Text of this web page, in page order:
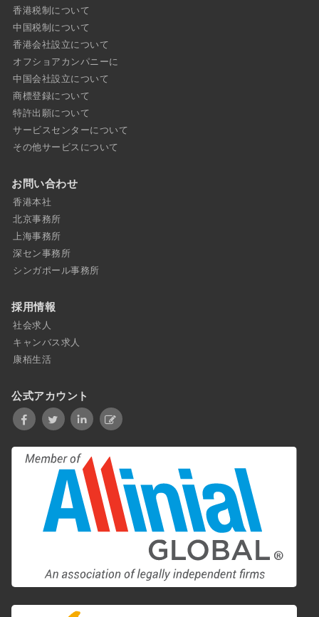
香港税制について
中国税制について
香港会社設立について
オフショアカンパニーに
中国会社設立について
商標登録について
特許出願について
サービスセンターについて
その他サービスについて
お問い合わせ
香港本社
北京事務所
上海事務所
深セン事務所
シンガポール事務所
採用情報
社会求人
キャンバス求人
康栢生活
公式アカウント